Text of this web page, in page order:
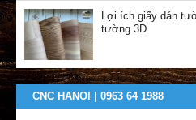
Lợi ích giấy dán
tường 3D
CNC HANOI | 0963 64 1988